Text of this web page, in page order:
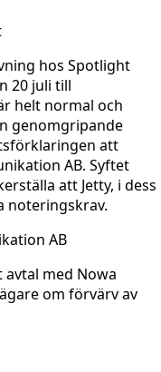
hos Spotlight
20 juli till
helt normal och
genomgripande
att
AB. Syftet
att Jetty, i dess
noteringskrav.
AB
avtal med Nowa
om förvärv av